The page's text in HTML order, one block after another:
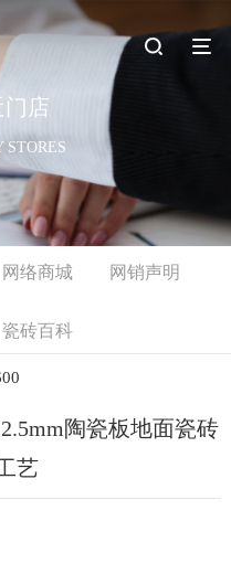
店
STORES
网络商城 网销声明
瓷砖百科
陶瓷板地面瓷砖
艺